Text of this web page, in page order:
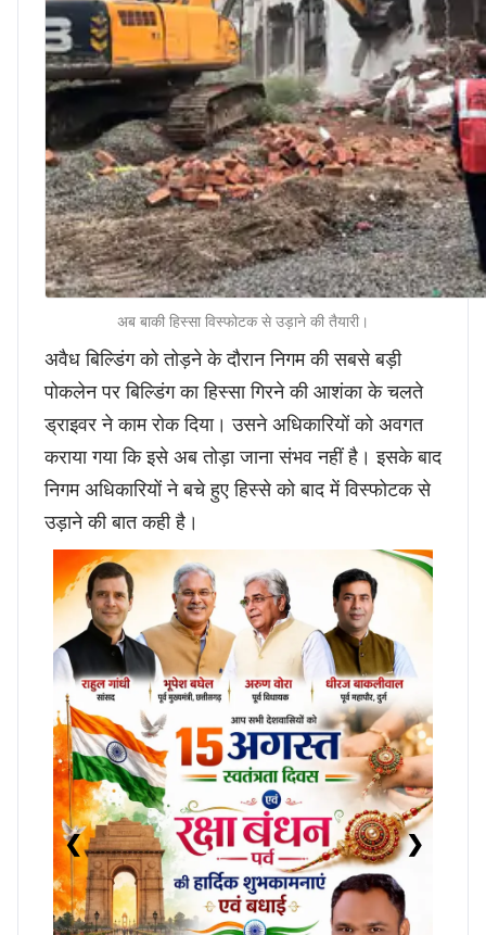
अब बाकी हिस्सा विस्फोटक से उड़ाने की तैयारी।
अवैध बिल्डिंग को तोड़ने के दौरान निगम की सबसे बड़ी
पोकलेन पर बिल्डिंग का हिस्सा गिरने की आशंका के चलते
ड्राइवर ने काम रोक दिया। उसने अधिकारियों को अवगत
कराया गया कि इसे अब तोड़ा जाना संभव नहीं है। इसके बाद
निगम अधिकारियों ने बचे हुए हिस्से को बाद में विस्फोटक से
उड़ाने की बात कही है।
❮ ❯